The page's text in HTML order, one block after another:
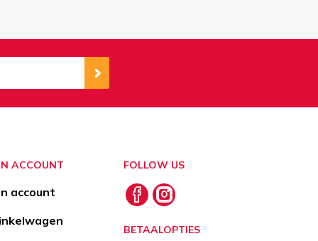
ACCOUNT
account
FOLLOW US
BETAALOPTIES